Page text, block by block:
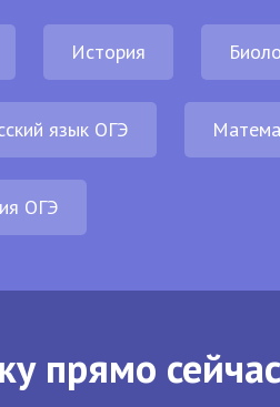
История
язык ОГЭ
ОГЭ
прямо сейчас